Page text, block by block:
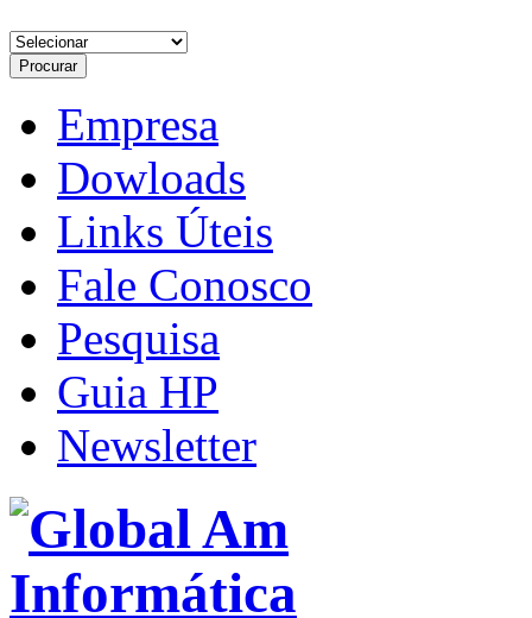
Empresa
Dowloads
Links Úteis
Fale Conosco
Pesquisa
Guia HP
Newsletter